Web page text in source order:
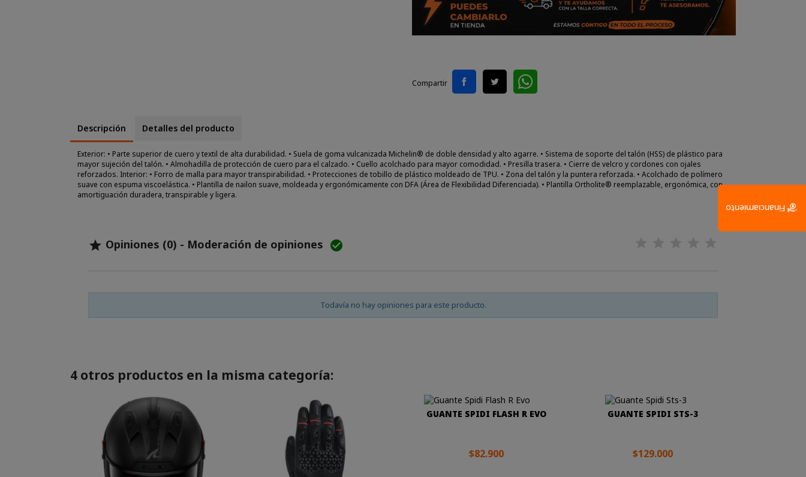
Compartir
Descripción Detalles del producto
Exterior: • Parte superior de cuero y textil de alta durabilidad. • Suela de goma vulcanizada Michelin® de doble densidad y alto agarre. • Sistema de soporte del talón (HSS) de plástico para
mayor sujeción del talón. • Almohadilla de protección de cuero para el calzado. • Cuello acolchado para mayor comodidad. • Presilla trasera. • Cierre de velcro y cordones con ojales
reforzados. Interior: • Forro de malla para mayor transpirabilidad. • Protecciones de tobillo de plástico moldeado de TPU. • Zona del talón y la puntera reforzada. • Acolchado de polímero
suave con espuma viscoelástica. • Plantilla de nailon suave, moldeada y ergonómicamente con DFA (Área de Flexibilidad Diferenciada). • Plantilla Ortholite® reemplazable, ergonómica, con
amortiguación duradera, transpirable y ligera.
 Opiniones (0) - Moderación de opiniones 
Todavía no hay opiniones para este producto.
4 otros productos en la misma categoría:
GUANTE SPIDI FLASH R EVO
$82.900
GUANTE SPIDI STS-3
$129.000
Financiamiento